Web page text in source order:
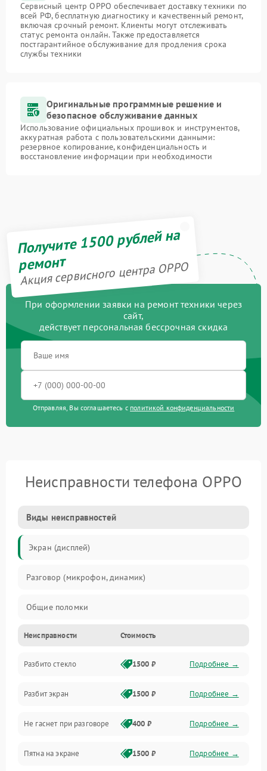
Сервисный центр OPPO обеспечивает доставку техники по
всей РФ, бесплатную диагностику и качественный ремонт,
включая срочный ремонт. Клиенты могут отслеживать
статус ремонта онлайн. Также предоставляется
постгарантийное обслуживание для продления срока
службы техники
Оригинальные программные решение и
безопасное обслуживание данных
Использование официальных прошивок и инструментов,
аккуратная работа с пользовательскими данными:
резервное копирование, конфиденциальность и
восстановление информации при необходимости
Получите 1500 рублей на
ремонт
Акция сервисного центра OPPO
При оформлении заявки на ремонт техники через
сайт,
действует персональная бессрочная скидка
Отправляя, Вы соглашаетесь с политикой конфиденциальности
Неисправности телефона OPPO
Виды неисправностей
Экран (дисплей)
Разговор (микрофон, динамик)
Общие поломки
Проблемы связи
Камеры
Проблемы с дисплеем и сенсором
Зарядка
Проблемы с питанием, зарядкой и аккумулятором
Неисправности Стоимость
Разбито стекло 1500 ₽ Подробнее →
Разбит экран 1500 ₽ Подробнее →
Не гаснет при разговоре 400 ₽ Подробнее →
Пятна на экране 1500 ₽ Подробнее →